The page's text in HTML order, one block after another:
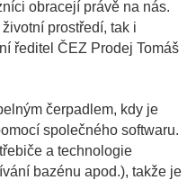
obracejí právě na nás.
prostředí, tak i
ředitel ČEZ Prodej Tomáš
čerpadlem, kdy je
společného softwaru.
a technologie
bazénu apod.), takže je